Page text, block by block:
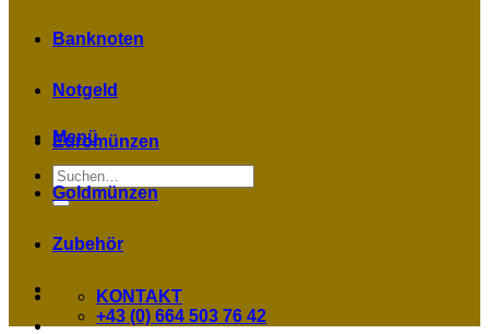
Menü
Suchen
nach:
Banknoten
Notgeld
Euromünzen
Goldmünzen
Zubehör
KONTAKT
+43 (0) 664 503 76 42